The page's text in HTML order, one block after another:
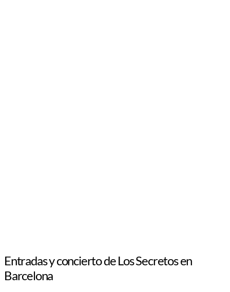
Entradas y concierto de Los Secretos en
Barcelona